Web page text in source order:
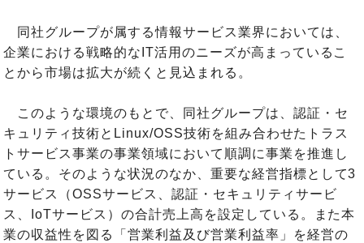
同社グループが属する情報サービス業界においては、
企業における戦略的なIT活用のニーズが高まっているこ
とから市場は拡大が続くと見込まれる。
このような環境のもとで、同社グループは、認証・セ
キュリティ技術とLinux/OSS技術を組み合わせたトラス
トサービス事業の事業領域において順調に事業を推進し
ている。そのような状況のなか、重要な経営指標として3
サービス（OSSサービス、認証・セキュリティサービ
ス、IoTサービス）の合計売上高を設定している。また本
業の収益性を図る「営業利益及び営業利益率」を経営の